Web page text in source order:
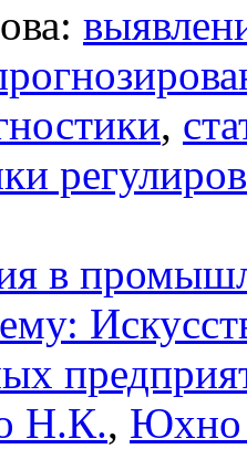
,
в
Н.К.,